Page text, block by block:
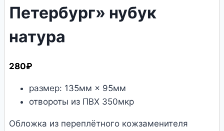
Петербург» нубук
натура
280₽
размер: 135мм × 95мм
отвороты из ПВХ 350мкр
Обложка из переплётного кожзаменителя